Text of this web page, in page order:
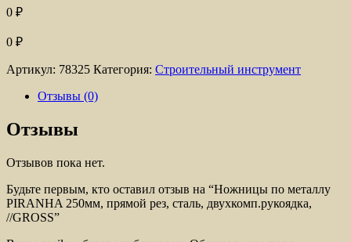
0 ₽
0 ₽
Артикул: 78325 Категория: Строительный инструмент
Отзывы (0)
Отзывы
Отзывов пока нет.
Будьте первым, кто оставил отзыв на “Ножницы по металлу
PIRANHA 250мм, прямой рез, сталь, двухкомп.рукоядка,
//GROSS”